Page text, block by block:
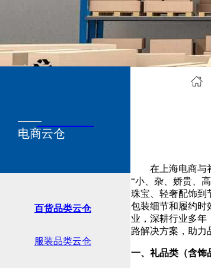
关于我们
电商云仓
服装品类云仓
百货品类云仓
在上海电商与礼
“小、杂、娇贵、
珠宝、轻奢配饰到
包装细节和履约时
业，深耕行业多年
路解决方案，助力
一、礼品类（含饰